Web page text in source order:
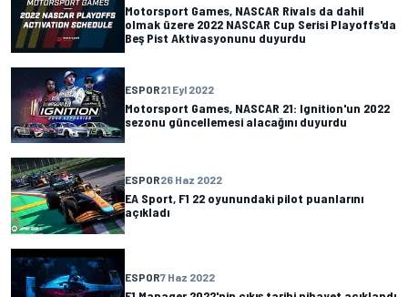
Motorsport Games, NASCAR Rivals da dahil
olmak üzere 2022 NASCAR Cup Serisi Playoffs'da
Beş Pist Aktivasyonunu duyurdu
ESPOR21 Eyl 2022
Motorsport Games, NASCAR 21: Ignition'un 2022
sezonu güncellemesi alacağını duyurdu
ESPOR26 Haz 2022
EA Sport, F1 22 oyunundaki pilot puanlarını
açıkladı
ESPOR7 Haz 2022